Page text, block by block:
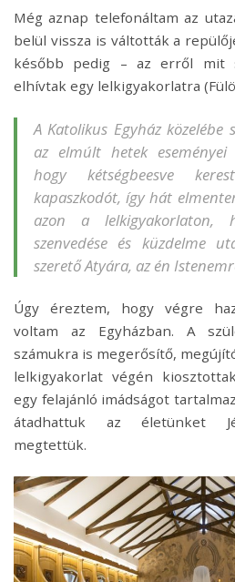
Még aznap telefonáltam az
belül vissza is váltották a
később pedig – az erről mit
elhívtak egy lelkigyakorlatra
A Katolikus Egyház
az elmúlt hetek eseményei
hogy kétségbeesve
kapaszkodót, így hát
azon a lelkigyakorlaton,
szenvedése és küzdelme
szerető Atyára, az én
Úgy éreztem, hogy végre
voltam az Egyházban. A
számukra is megerősítő,
lelkigyakorlat végén
egy felajánló imádságot
átadhattuk az életünket
megtettük.